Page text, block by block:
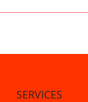
SERVICES